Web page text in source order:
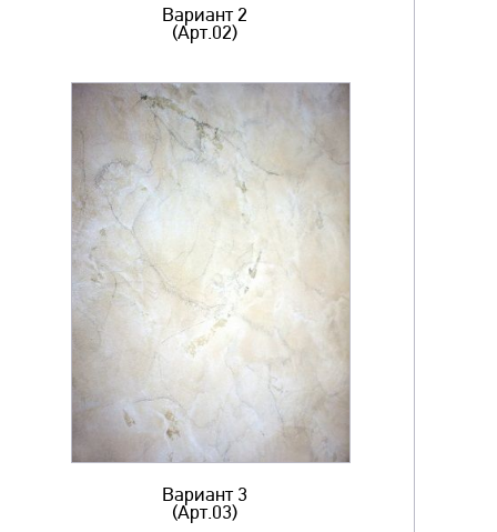
Вариант 2
(Арт.02)
Вариант 3
(Арт.03)